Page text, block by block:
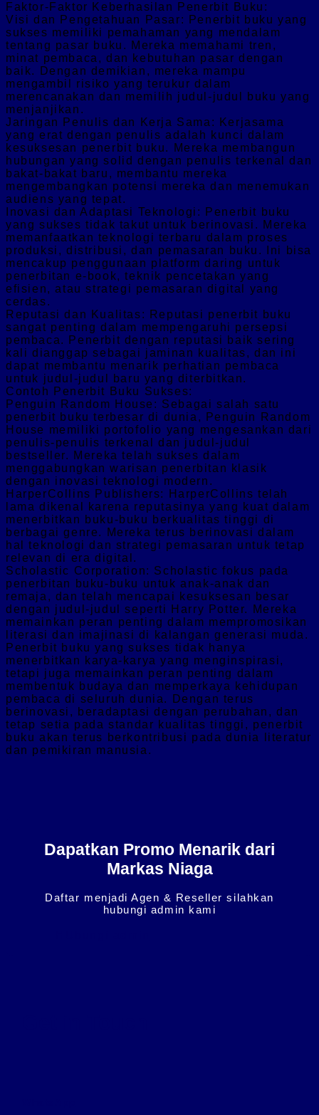
Faktor-Faktor Keberhasilan Penerbit Buku:
Visi dan Pengetahuan Pasar: Penerbit buku yang
sukses memiliki pemahaman yang mendalam
tentang pasar buku. Mereka memahami tren,
minat pembaca, dan kebutuhan pasar dengan
baik. Dengan demikian, mereka mampu
mengambil risiko yang terukur dalam
merencanakan dan memilih judul-judul buku yang
menjanjikan.
Jaringan Penulis dan Kerja Sama: Kerjasama
yang erat dengan penulis adalah kunci dalam
kesuksesan penerbit buku. Mereka membangun
hubungan yang solid dengan penulis terkenal dan
bakat-bakat baru, membantu mereka
mengembangkan potensi mereka dan menemukan
audiens yang tepat.
Inovasi dan Adaptasi Teknologi: Penerbit buku
yang sukses tidak takut untuk berinovasi. Mereka
memanfaatkan teknologi terbaru dalam proses
produksi, distribusi, dan pemasaran buku. Ini bisa
mencakup penggunaan platform daring untuk
penerbitan e-book, teknik pencetakan yang
efisien, atau strategi pemasaran digital yang
cerdas.
Reputasi dan Kualitas: Reputasi penerbit buku
sangat penting dalam mempengaruhi persepsi
pembaca. Penerbit dengan reputasi baik sering
kali dianggap sebagai jaminan kualitas, dan ini
dapat membantu menarik perhatian pembaca
untuk judul-judul baru yang diterbitkan.
Contoh Penerbit Buku Sukses:
Penguin Random House: Sebagai salah satu
penerbit buku terbesar di dunia, Penguin Random
House memiliki portofolio yang mengesankan dari
penulis-penulis terkenal dan judul-judul
bestseller. Mereka telah sukses dalam
menggabungkan warisan penerbitan klasik
dengan inovasi teknologi modern.
HarperCollins Publishers: HarperCollins telah
lama dikenal karena reputasinya yang kuat dalam
menerbitkan buku-buku berkualitas tinggi di
berbagai genre. Mereka terus berinovasi dalam
hal teknologi dan strategi pemasaran untuk tetap
relevan di era digital.
Scholastic Corporation: Scholastic fokus pada
penerbitan buku-buku untuk anak-anak dan
remaja, dan telah mencapai kesuksesan besar
dengan judul-judul seperti Harry Potter. Mereka
memainkan peran penting dalam mempromosikan
literasi dan imajinasi di kalangan generasi muda.
Penerbit buku yang sukses tidak hanya
menerbitkan karya-karya yang menginspirasi,
tetapi juga memainkan peran penting dalam
membentuk budaya dan memperkaya kehidupan
pembaca di seluruh dunia. Dengan terus
berinovasi, beradaptasi dengan perubahan, dan
tetap setia pada standar kualitas tinggi, penerbit
buku akan terus berkontribusi pada dunia literatur
dan pemikiran manusia.
Dapatkan Promo Menarik dari
Markas Niaga
Daftar menjadi Agen & Reseller silahkan
hubungi admin kami